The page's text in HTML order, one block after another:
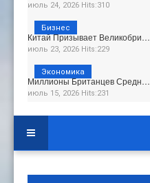
июль 24, 2026 Hits:310
Китай Призывает Великобри…
июль 23, 2026 Hits:229
Бизнес
Миллионы Британцев Средн…
июль 15, 2026 Hits:231
Экономика